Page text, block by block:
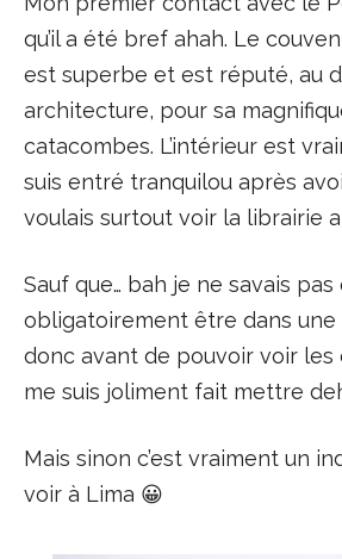
qu’il a été bref ahah. Le
est superbe et est réputé, au
architecture, pour sa
catacombes. L’intérieur est
suis entré tranquilou après
voulais surtout voir la librairie
Sauf que… bah je ne savais pas
obligatoirement être dans une
donc avant de pouvoir voir les
me suis joliment fait mettre
Mais sinon c’est vraiment un
voir à Lima 😀